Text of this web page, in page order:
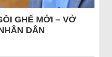
GHẾ MỚI – VỞ
DÂN